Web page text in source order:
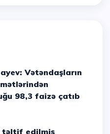
98,3 faizə çatıb